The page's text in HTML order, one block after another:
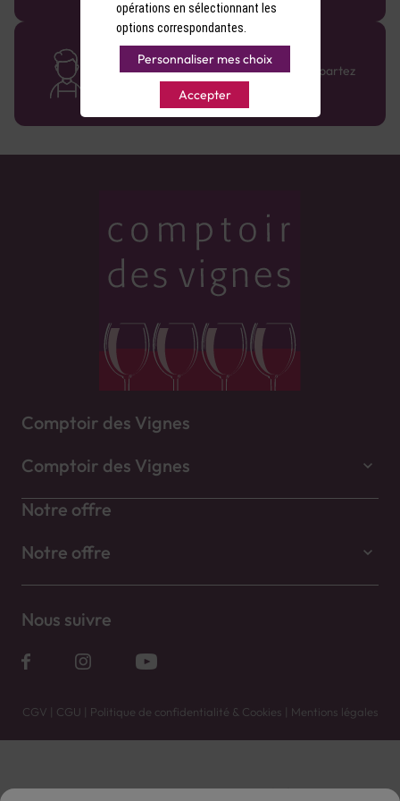
Des cavistes à votre écoute
Bénéficiez de conseils sur-mesure et repartez
avec le sourire :)
Comptoir des Vignes
Comptoir des Vignes
Notre offre
Notre offre
Nous suivre
CGV | CGU | Politique de confidentialité & Cookies | Mentions légales
Vente uniquement en caves. Contactez votre caviste pour plus de renseignements.
opérations en sélectionnant les
options correspondantes.
Personnaliser mes choix
Accepter